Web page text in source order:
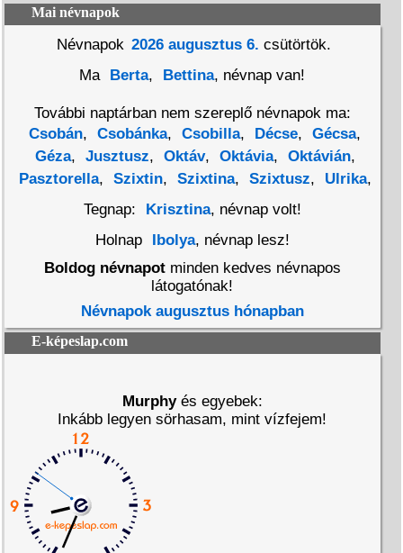
Mai névnapok
Névnapok 2026 augusztus 6. csütörtök.
Ma
Berta, Bettina, névnap van!
További naptárban nem szereplő névnapok ma:
Csobán, Csobánka, Csobilla, Décse, Gécsa,
Géza, Jusztusz, Oktáv, Oktávia, Oktávián,
Pasztorella, Szixtin, Szixtina, Szixtusz, Ulrika,
Tegnap:
Krisztina, névnap volt!
Holnap
Ibolya, névnap lesz!
Boldog névnapotminden kedves névnapos
látogatónak!
Névnapok augusztus hónapban
E-képeslap.com
Murphyés egyebek:
Inkább legyen sörhasam, mint vízfejem!